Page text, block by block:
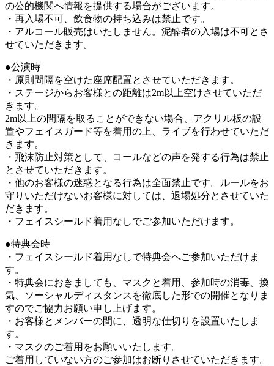
の公的機関へ情報を提供する場合がございます。
・再入場不可、飲食物の持ち込みは禁止です。
・アルコール販売はいたしません。泥酔者の入場は不可とさ
せていただきます。
●公演時
・原則間隔を空けた座席配置とさせていただきます。
・ステージからお客様との距離は2m以上空けさせていただ
きます。
2m以上の間隔を取ることができない場合、アクリル板の設
置やフェイスガード等を着用の上、ライブを行わせていただ
きます。
・飛沫防止対策として、コールなどの声を発する行為は禁止
とさせていただきます。
・他のお客様の迷惑となる行為は全面禁止です。ルールをお
守りいただけないお客様に対しては、退場処分とさせていた
だきます。
・フェイスシールド着用なしでご参加いただけます。
●特典会時
・フェイスシールド着用なしで特典会へご参加いただけま
す。
・特典会におきましても、マスクと着用、参加時の消毒、換
気、ソーシャルディスタンスを徹底した形での開催となりま
すのでご協力お願い申し上げます。
・お客様とメンバーの間に、透明な仕切りを設置いたしま
す。
・マスクのご着用をお願いいたします。
ご着用していない方のご参加はお断りさせていただきます。